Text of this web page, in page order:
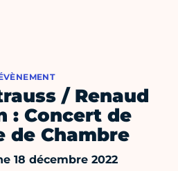
/ Renaud
: Concert de
de Chambre
18 décembre 2022